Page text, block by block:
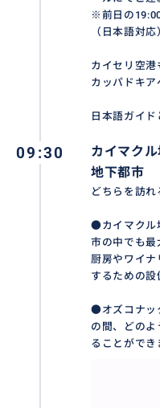
※前日の
（日本語対
カイセリ空港
カッパドキア
日本語ガイド
09:30
カイマク
地下都市
どちらを訪れ
●カイマクル
市の中でも最
厨房やワイナ
するための設
●オズコナッ
の間、どの
ることができ